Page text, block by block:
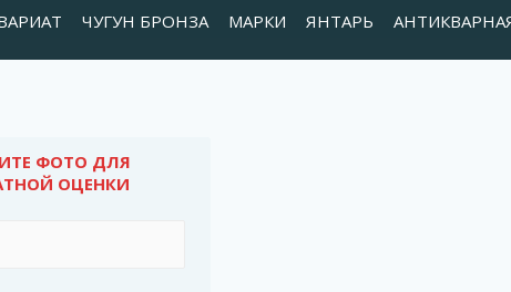
ЧУГУН БРОНЗА МАРКИ ЯНТАРЬ
ФОТО ДЛЯ
ОЦЕНКИ